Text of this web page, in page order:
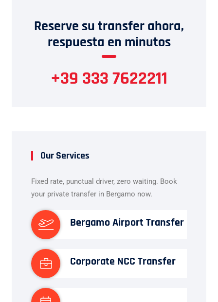
Reserve su transfer ahora,
respuesta en minutos
+39 333 7622211
Our Services
Fixed rate, punctual driver, zero waiting. Book
your private transfer in Bergamo now.
Bergamo Airport Transfer
Corporate NCC Transfer